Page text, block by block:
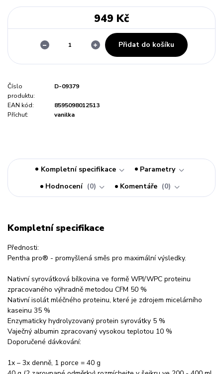
949 Kč
Přidat do košíku
Číslo
produktu:
D-09379
EAN kód:
8595098012513
Příchuť:
vanilka
Kompletní specifikace
Parametry
Hodnocení
0 Komentáře 0
Kompletní specifikace
Přednosti:
Pentha pro® - promyšlená směs pro maximální výsledky.
Nativní syrovátková bílkovina ve formě WPI/WPC proteinu
zpracovaného výhradně metodou CFM 50 %
Nativní isolát mléčného proteinu, které je zdrojem micelárního
kaseinu 35 %
Enzymaticky hydrolyzovaný protein syrovátky 5 %
Vaječný albumin zpracovaný vysokou teplotou 10 %
Doporučené dávkování:
1x – 3x denně, 1 porce = 40 g